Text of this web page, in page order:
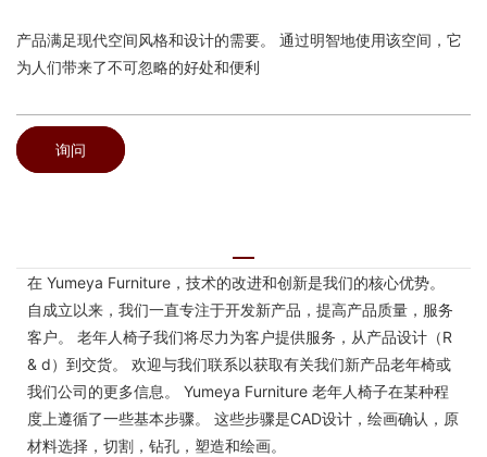
产品满足现代空间风格和设计的需要。 通过明智地使用该空间，它
为人们带来了不可忽略的好处和便利
询问
在 Yumeya Furniture，技术的改进和创新是我们的核心优势。
自成立以来，我们一直专注于开发新产品，提高产品质量，服务
客户。 老年人椅子我们将尽力为客户提供服务，从产品设计（R
& d）到交货。 欢迎与我们联系以获取有关我们新产品老年椅或
我们公司的更多信息。 Yumeya Furniture 老年人椅子在某种程
度上遵循了一些基本步骤。 这些步骤是CAD设计，绘画确认，原
材料选择，切割，钻孔，塑造和绘画。